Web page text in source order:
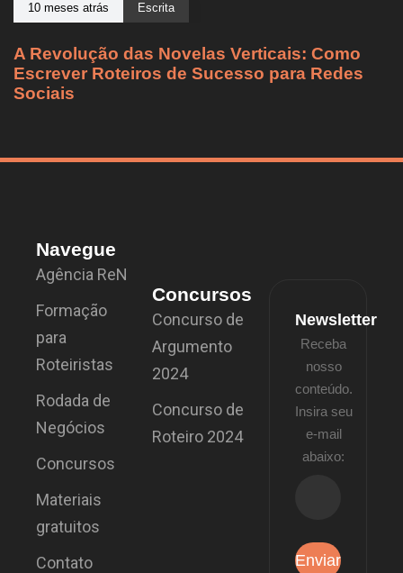
10 meses atrás Escrita
A Revolução das Novelas Verticais: Como
Escrever Roteiros de Sucesso para Redes
Sociais
Navegue
Agência ReN
Formação
para
Roteiristas
Rodada de
Negócios
Concursos
Materiais
gratuitos
Contato
Concursos
Concurso de
Argumento
2024
Concurso de
Roteiro 2024
Newsletter
Receba
nosso
conteúdo.
Insira seu
e-mail
abaixo: